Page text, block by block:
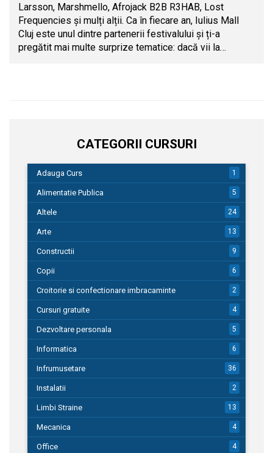
Larsson, Marshmello, Afrojack B2B R3HAB, Lost
Frequencies și mulți alții. Ca în fiecare an, Iulius Mall
Cluj este unul dintre partenerii festivalului și ți-a
pregătit mai multe surprize tematice: dacă vii la…
CATEGORII CURSURI
Adauga Curs 1
Alimentatie Publica 5
Altele 24
Arte 13
Constructii 9
Copii 6
Croitorie si confectionare imbracaminte 2
Cursuri gratuite 4
Dezvoltare personala 5
Informatica 6
Infrumusetare 36
Instalatii 2
Limbi Straine 13
Mecanica 4
Office 4